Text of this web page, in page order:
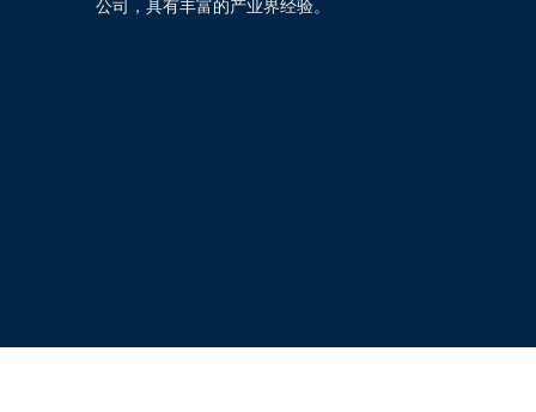
公司，具有丰富的产业界经验。